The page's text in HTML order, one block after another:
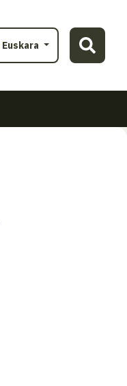
Euskara